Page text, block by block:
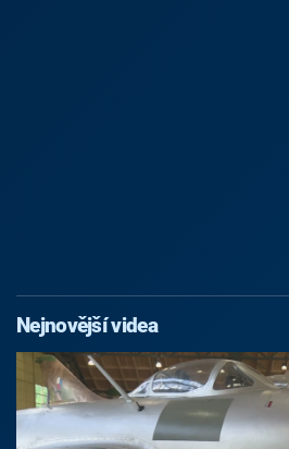
Nejnovější videa